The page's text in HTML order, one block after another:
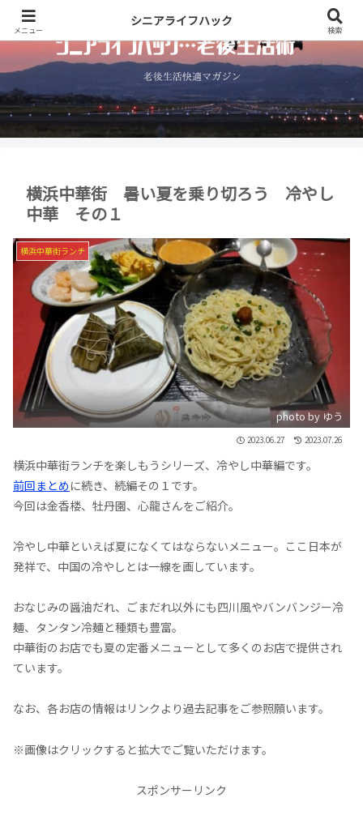
横浜中華街 暑い夏を乗り切ろう 冷やし
中華 その１
横浜中華街ランチ
photo by ゆう
2023.06.27 2023.07.26
横浜中華街ランチを楽しもうシリーズ、冷やし中華編です。
前回まとめ に続き、続編その１です。
今回は金香楼、牡丹園、心龍さんをご紹介。
冷やし中華といえば夏になくてはならないメニュー。ここ日本が
発祥で、中国の冷やしとは一線を画しています。
おなじみの醤油だれ、ごまだれ以外にも四川風やバンバンジー冷
麺、タンタン冷麺と種類も豊富。
中華街のお店でも夏の定番メニューとして多くのお店で提供され
ています。
なお、各お店の情報はリンクより過去記事をご参照願います。
※画像はクリックすると拡大でご覧いただけます。
スポンサーリンク
メニュー
シニアライフハック
検索